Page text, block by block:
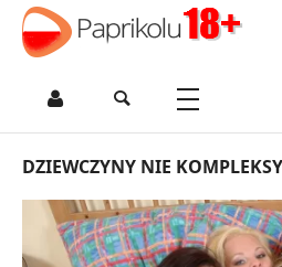
DZIEWCZYNY NIE KOMPLEKSY